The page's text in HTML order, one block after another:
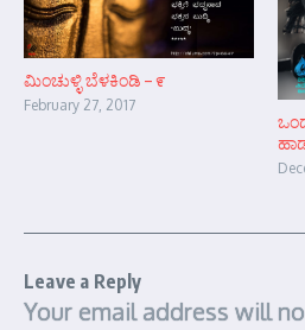
ಮಿಂಚುಳ್ಳಿ ಬೆಳಕಿಂಡಿ – ೯
February 27, 2017
Leave a Reply
Your email address will